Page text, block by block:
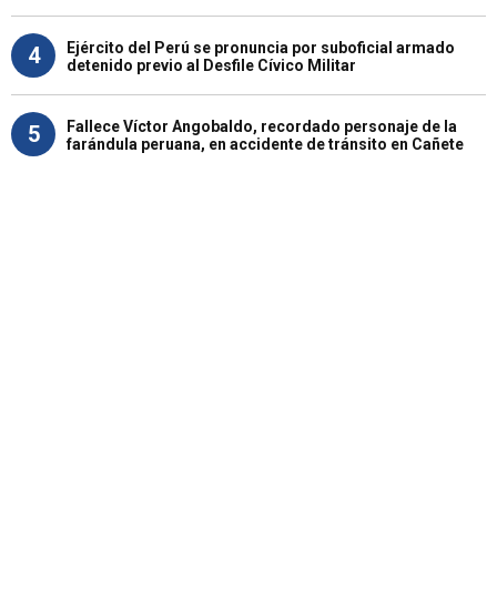
4
Ejército del Perú se pronuncia por suboficial armado
detenido previo al Desfile Cívico Militar
5
Fallece Víctor Angobaldo, recordado personaje de la
farándula peruana, en accidente de tránsito en Cañete